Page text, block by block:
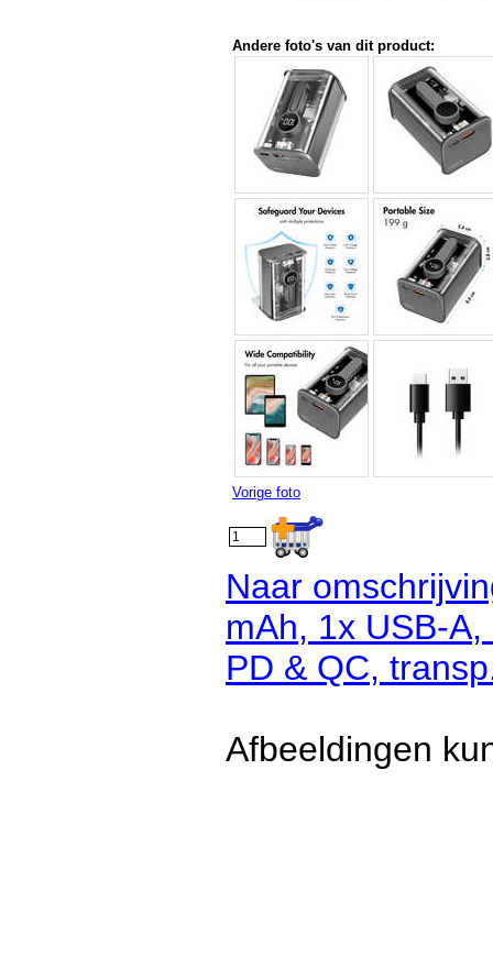
Andere foto's van dit product:
Vorige foto
Naar
mAh, 1x USB-
PD & QC,
Afbeeldingen